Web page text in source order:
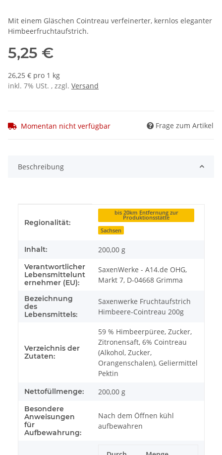
Mit einem Gläschen Cointreau verfeinerter, kernlos eleganter
Himbeerfruchtaufstrich.
5,25 €
26,25 € pro 1 kg
inkl. 7% USt. , zzgl. Versand
Momentan nicht verfügbar Frage zum Artikel
Beschreibung
Regionalität:
bis 20km Entfernung zur
Produktionsstätte
Sachsen
Inhalt: 200,00 g
Verantwortlicher
Lebensmittelunt
ernehmer (EU):
SaxenWerke - A14.de OHG,
Markt 7, D-04668 Grimma
Bezeichnung
des
Lebensmittels:
Saxenwerke Fruchtaufstrich
Himbeere-Cointreau 200g
Verzeichnis der
Zutaten:
59 % Himbeerpüree, Zucker,
Zitronensaft, 6% Cointreau
(Alkohol, Zucker,
Orangenschalen), Geliermittel
Pektin
Nettofüllmenge: 200,00 g
Besondere
Anweisungen
für
Aufbewahrung:
Nach dem Öffnen kühl
aufbewahren